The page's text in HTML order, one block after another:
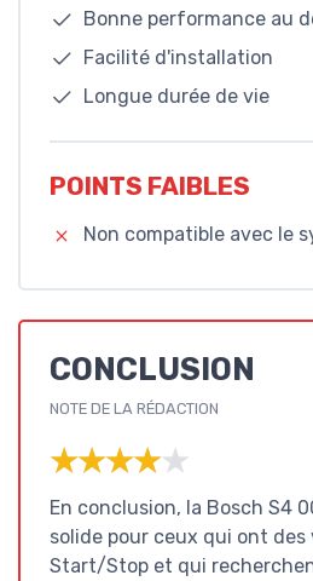
Bonne performance au
Facilité d'installation
Longue durée de vie
POINTS FAIBLES
Non compatible avec le
CONCLUSION
NOTE DE LA RÉDACTION
★★★★★
★★★★★
En conclusion, la Bosch S4
solide pour ceux qui ont des
Start/Stop et qui